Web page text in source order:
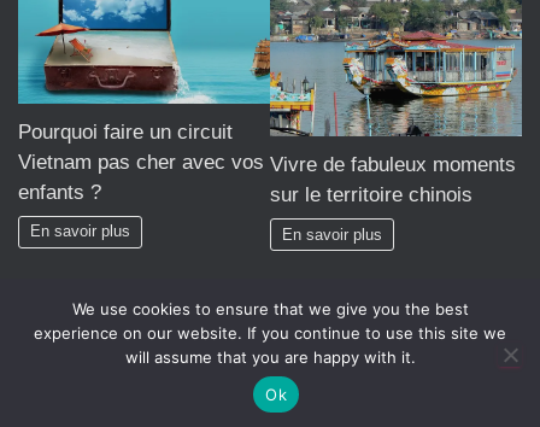
Pourquoi faire un circuit
Vietnam pas cher avec vos
enfants ?
En savoir plus
Vivre de fabuleux moments
sur le territoire chinois
En savoir plus
Hestia | Développé par
We use cookies to ensure that we give you the best
experience on our website. If you continue to use this site we
will assume that you are happy with it.
Ok